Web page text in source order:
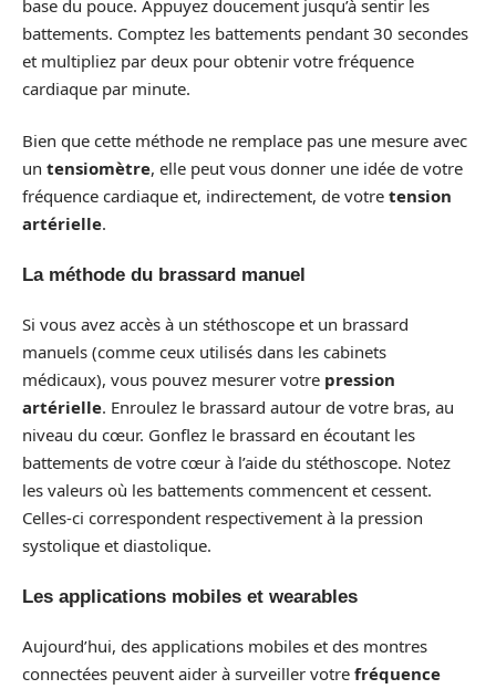
base du pouce. Appuyez doucement jusqu’à sentir les
battements. Comptez les battements pendant 30 secondes
et multipliez par deux pour obtenir votre fréquence
cardiaque par minute.
Bien que cette méthode ne remplace pas une mesure avec
un tensiomètre, elle peut vous donner une idée de votre
fréquence cardiaque et, indirectement, de votre tension
artérielle.
La méthode du brassard manuel
Si vous avez accès à un stéthoscope et un brassard
manuels (comme ceux utilisés dans les cabinets
médicaux), vous pouvez mesurer votre pression
artérielle. Enroulez le brassard autour de votre bras, au
niveau du cœur. Gonflez le brassard en écoutant les
battements de votre cœur à l’aide du stéthoscope. Notez
les valeurs où les battements commencent et cessent.
Celles-ci correspondent respectivement à la pression
systolique et diastolique.
Les applications mobiles et wearables
Aujourd’hui, des applications mobiles et des montres
connectées peuvent aider à surveiller votre fréquence